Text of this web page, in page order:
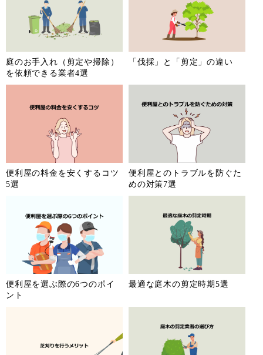
庭のお手入れ（剪定や掃除）
を依頼できる業者4選
「伐採」と「剪定」の違い
便利屋の料金を安くするコツ
5選
便利屋とのトラブルを防ぐた
めの対策7選
便利屋を選ぶ際の6つのポイ
ント
最適な庭木の剪定時期5選